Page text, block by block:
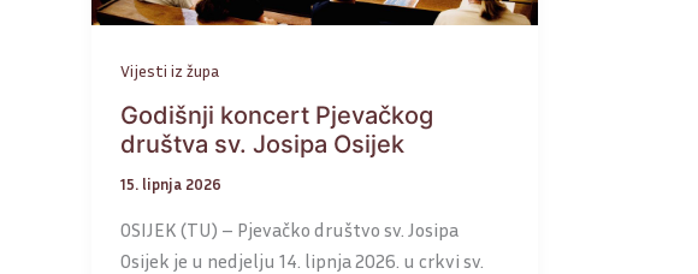
Vijesti iz župa
Godišnji koncert Pjevačkog
društva sv. Josipa Osijek
15. lipnja 2026
OSIJEK (TU) – Pjevačko društvo sv. Josipa
Osijek je u nedjelju 14. lipnja 2026. u crkvi sv.